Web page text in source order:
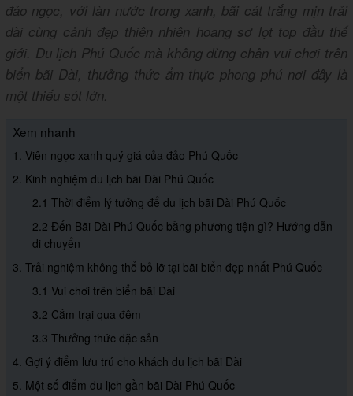
đảo ngọc, với làn nước trong xanh, bãi cát trắng mịn trải
dài cùng cảnh đẹp thiên nhiên hoang sơ lọt top đầu thế
giới. Du lịch Phú Quốc mà không dừng chân vui chơi trên
biển bãi Dài, thưởng thức ẩm thực phong phú nơi đây là
một thiếu sót lớn.
Xem nhanh
1. Viên ngọc xanh quý giá của đảo Phú Quốc
2. Kinh nghiệm du lịch bãi Dài Phú Quốc
2.1 Thời điểm lý tưởng để du lịch bãi Dài Phú Quốc
2.2 Đến Bãi Dài Phú Quốc bằng phương tiện gì? Hướng dẫn
di chuyển
3. Trải nghiệm không thể bỏ lỡ tại bãi biển đẹp nhất Phú Quốc
3.1 Vui chơi trên biển bãi Dài
3.2 Cắm trại qua đêm
3.3 Thưởng thức đặc sản
4. Gợi ý điểm lưu trú cho khách du lịch bãi Dài
5. Một số điểm du lịch gần bãi Dài Phú Quốc